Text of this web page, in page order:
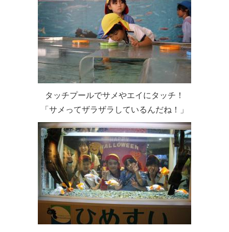
タッチプールでサメやエイにタッチ！
「サメってザラザラしているんだね！」